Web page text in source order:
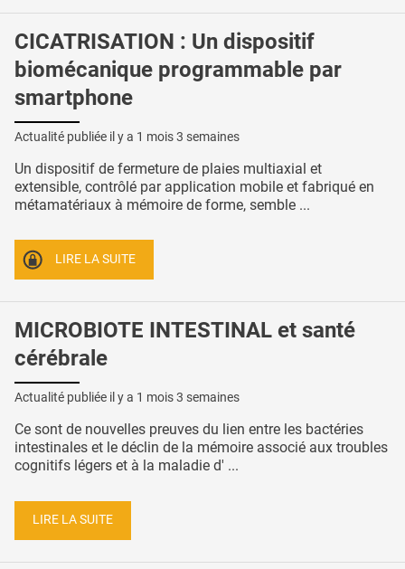
CICATRISATION : Un dispositif
biomécanique programmable par
smartphone
Actualité publiée il y a 1 mois 3 semaines
Un dispositif de fermeture de plaies multiaxial et
extensible, contrôlé par application mobile et fabriqué en
métamatériaux à mémoire de forme, semble ...
LIRE LA SUITE
MICROBIOTE INTESTINAL et santé
cérébrale
Actualité publiée il y a 1 mois 3 semaines
Ce sont de nouvelles preuves du lien entre les bactéries
intestinales et le déclin de la mémoire associé aux troubles
cognitifs légers et à la maladie d' ...
LIRE LA SUITE